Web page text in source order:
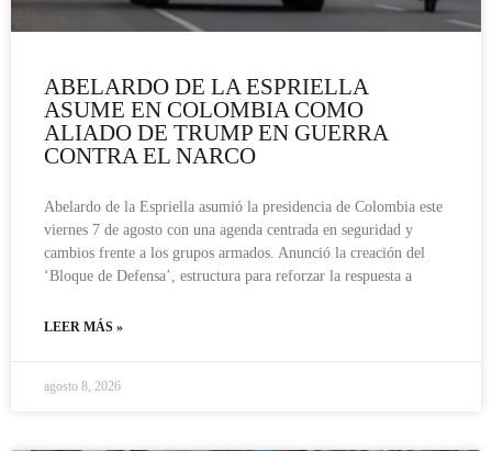
ABELARDO DE LA ESPRIELLA
ASUME EN COLOMBIA COMO
ALIADO DE TRUMP EN GUERRA
CONTRA EL NARCO
Abelardo de la Espriella asumió la presidencia de Colombia este
viernes 7 de agosto con una agenda centrada en seguridad y
cambios frente a los grupos armados. Anunció la creación del
‘Bloque de Defensa’, estructura para reforzar la respuesta a
LEER MÁS »
agosto 8, 2026